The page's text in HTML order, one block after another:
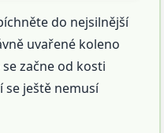
do nejsilnější
uvařené koleno
začne od kosti
se ještě nemusí